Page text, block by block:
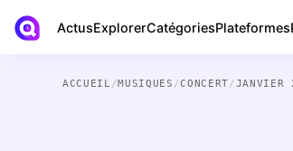
ActusExplorerCatégoriesPlateformes
ACCUEIL /MUSIQUES /CONCERT/JANVIER